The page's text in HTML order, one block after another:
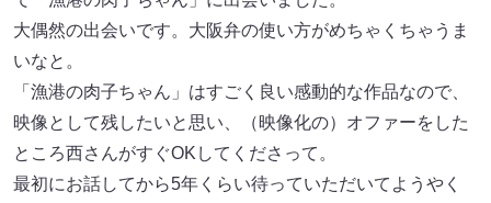
大偶然の出会いです。大阪弁の使い方がめちゃくちゃうま
いなと。
「漁港の肉子ちゃん」はすごく良い感動的な作品なので、
映像として残したいと思い、（映像化の）オファーをした
ところ西さんがすぐOKしてくださって。
最初にお話してから5年くらい待っていただいてようやく